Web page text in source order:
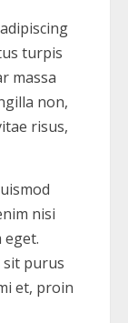
turpis
massa
non,
risus,
nisi
eget.
sit purus
et, proin